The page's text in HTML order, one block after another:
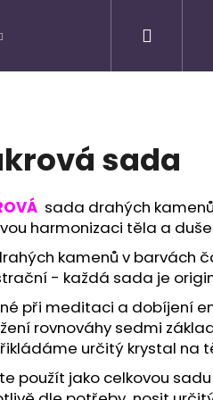
sada
sada drahých
harmonizaci těla a
kamenů v barvách
- každá sada je
při meditaci a dobíjení
rovnováhy sedmi
určitý krystal na
použít jako celkovou